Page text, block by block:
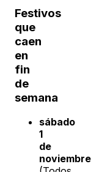
Festivos
que
caen
en
fin
de
semana
sábado
1
de
noviembre